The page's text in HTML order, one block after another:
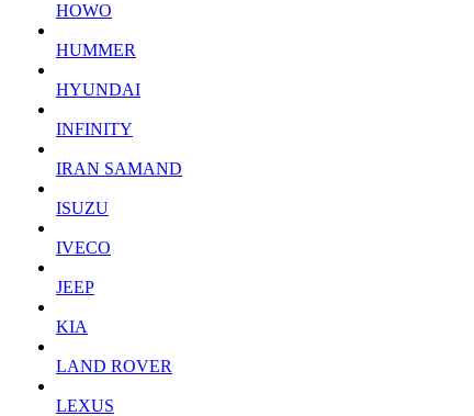
HOWO
HUMMER
HYUNDAI
INFINITY
IRAN SAMAND
ISUZU
IVECO
JEEP
KIA
LAND ROVER
LEXUS